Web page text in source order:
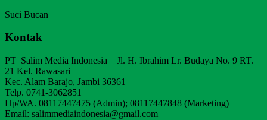
Suci Bucan
Kontak
PT Salim Media Indonesia Jl. H. Ibrahim Lr. Budaya No. 9 RT.
21 Kel. Rawasari
Kec. Alam Barajo, Jambi 36361
Telp. 0741-3062851
Hp/WA. 08117447475 (Admin); 08117447848 (Marketing)
Email: salimmediaindonesia@gmail.com